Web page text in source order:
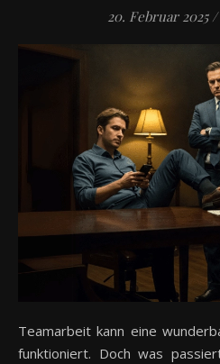
20. Februar 2025 /
Teamarbeit kann eine wunderbare Sache sein – wenn sie
funktioniert. Doch was